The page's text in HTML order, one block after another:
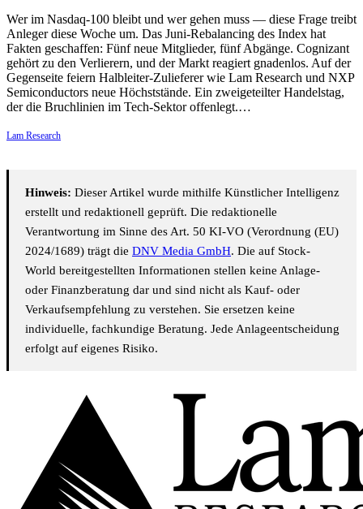
Wer im Nasdaq-100 bleibt und wer gehen muss — diese Frage treibt
Anleger diese Woche um. Das Juni-Rebalancing des Index hat
Fakten geschaffen: Fünf neue Mitglieder, fünf Abgänge. Cognizant
gehört zu den Verlierern, und der Markt reagiert gnadenlos. Auf der
Gegenseite feiern Halbleiter-Zulieferer wie Lam Research und NXP
Semiconductors neue Höchststände. Ein zweigeteilter Handelstag,
der die Bruchlinien im Tech-Sektor offenlegt.…
Lam Research
Hinweis: Dieser Artikel wurde mithilfe Künstlicher Intelligenz
erstellt und redaktionell geprüft. Die redaktionelle
Verantwortung im Sinne des Art. 50 KI-VO (Verordnung (EU)
2024/1689) trägt die DNV Media GmbH. Die auf Stock-
World bereitgestellten Informationen stellen keine Anlage-
oder Finanzberatung dar und sind nicht als Kauf- oder
Verkaufsempfehlung zu verstehen. Sie ersetzen keine
individuelle, fachkundige Beratung. Jede Anlageentscheidung
erfolgt auf eigenes Risiko.